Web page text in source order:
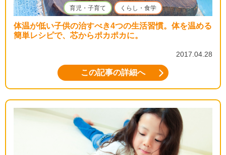
育児・子育て くらし・食学
体温が低い子供の治すべき4つの生活習慣。体を温める
簡単レシピで、芯からポカポカに。
2017.04.28
この記事の詳細へ